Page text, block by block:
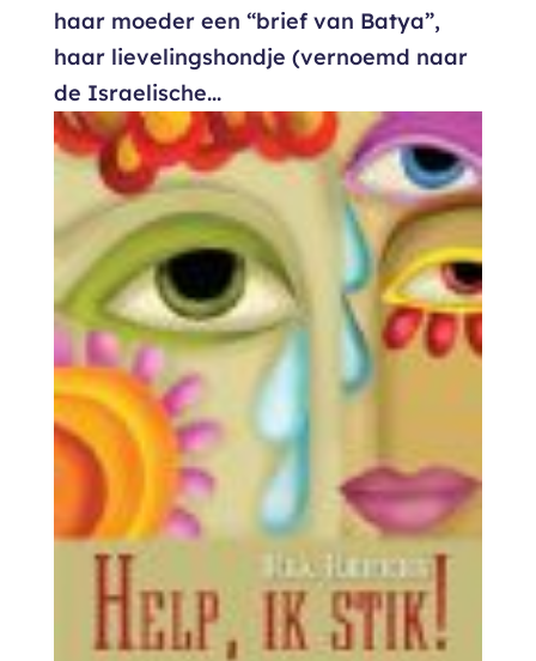
haar moeder een “brief van Batya”,
haar lievelingshondje (vernoemd naar
de Israelische...